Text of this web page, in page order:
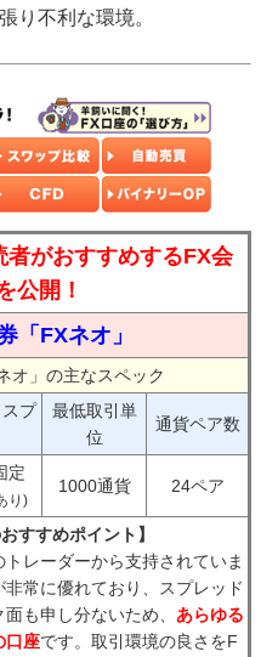
り不利な環境。
者がおすすめするFX会
公開！
「FXネオ」
オ」の主なスペック
プ
最低取引単
位
通貨ペア数
定
り)
1000通貨 24ペア
すすめポイント】
レーダーから支持されていま
常に優れており、スプレッド
も申し分ないため、 あらゆる
口座です。取引環境の良さをF